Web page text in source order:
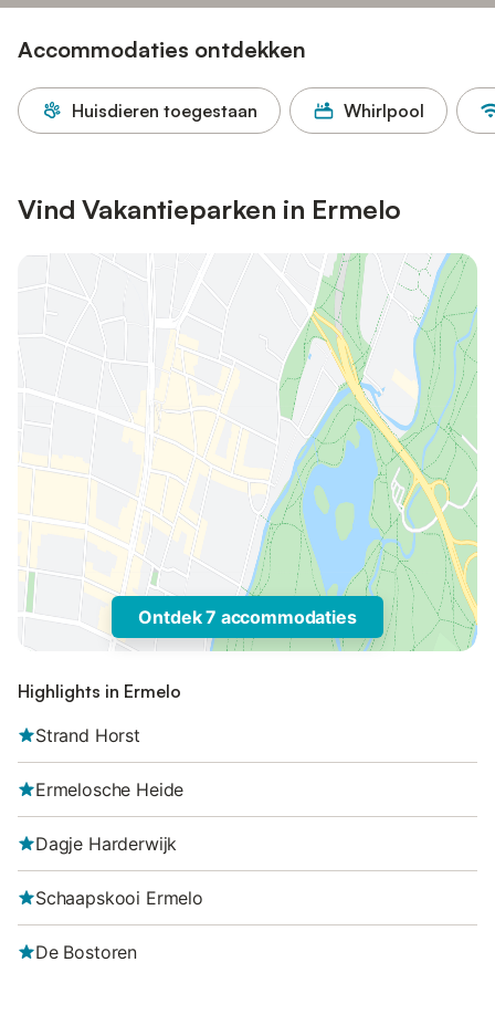
Accommodaties ontdekken
Huisdieren toegestaan Whirlpool
Vind Vakantieparken in Ermelo
Ontdek 7 accommodaties
Highlights in Ermelo
Strand Horst
Ermelosche Heide
Dagje Harderwijk
Schaapskooi Ermelo
De Bostoren